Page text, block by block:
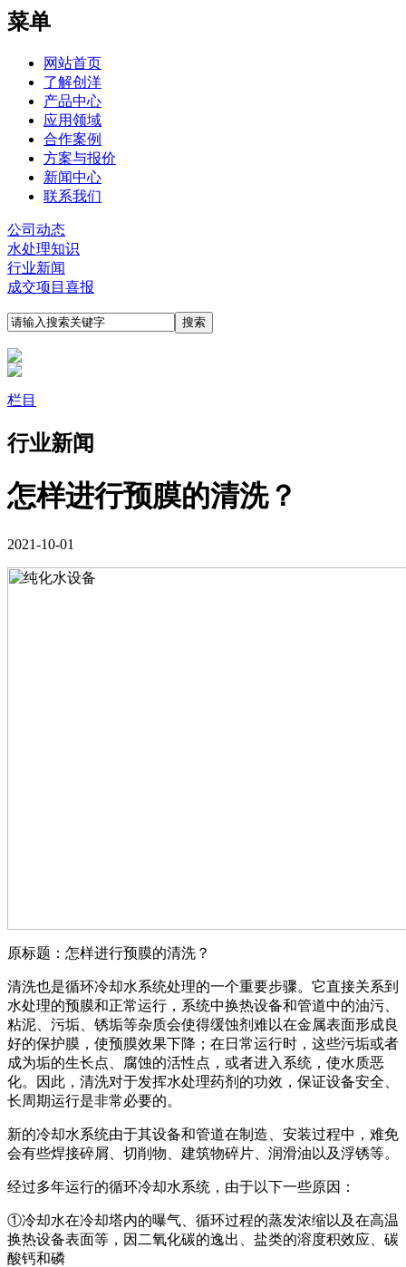
菜单
网站首页
了解创洋
产品中心
应用领域
合作案例
方案与报价
新闻中心
联系我们
公司动态
水处理知识
行业新闻
成交项目喜报
栏目
行业新闻
怎样进行预膜的清洗？
2021-10-01
原标题：怎样进行预膜的清洗？
清洗也是循环冷却水系统处理的一个重要步骤。它直接关系到
水处理的预膜和正常运行，系统中换热设备和管道中的油污、
粘泥、污垢、锈垢等杂质会使得缓蚀剂难以在金属表面形成良
好的保护膜，使预膜效果下降；在日常运行时，这些污垢或者
成为垢的生长点、
腐蚀的活性点，或者进入系统，使水质恶
化。因此，清洗对于发挥水处理药剂的功效，保证设备安全、
长周期运行是非常必要的。
新的冷却水系统由于其设备和管道在制造、安装过程中，难免
会有些焊接碎屑、切削物、建筑物碎片、润滑油以及浮锈等。
经过多年运行的循环冷却水系统，由于以下一些原因：
①冷却水在冷却塔内的曝气、循环过程的蒸发浓缩以及在高温
换热设备表面等，因二氧化碳的逸出、盐类的溶度积效应、碳
酸钙和磷